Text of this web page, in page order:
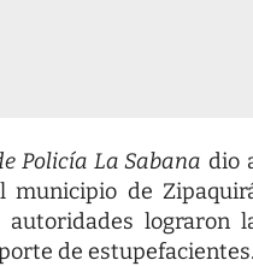
Policía La Sabana dio
municipio de
lograron
de